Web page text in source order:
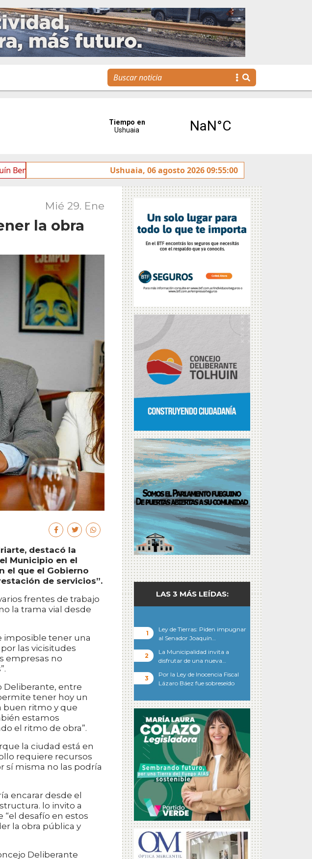
Lynch por “conflicto de intereses” Tierra del Fuego presentó la
Ushuaia, 06 agosto 2026 09:55:00
Mié 29. Ene
la obra
destacó la
Municipio en el
el que el Gobierno
de servicios”.
frentes de trabajo
la trama vial desde
imposible tener una
las vicisitudes
empresas no
Deliberante, entre
tener hoy un
buen ritmo y que
estamos
el ritmo de obra”.
la ciudad está en
requiere recursos
sí misma no las podría
encarar desde el
lo invito a
“el desafío en estos
la obra pública y
Deliberante
LAS 3 MÁS LEÍDAS:
Ley de Tierras: Piden impugnar
al Senador Joaquín…
La Municipalidad invita a
disfrutar de una nueva…
Por la Ley de Inocencia Fiscal
Lázaro Báez fue sobreseído